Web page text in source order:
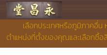
เลือกประเทศหรือภูมิภาคอื่น
ตำแหน่งที่ตั้งของคุณและเลือกซื้อ
Yong Chieng Pharmacy